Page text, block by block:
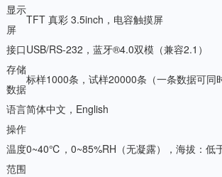
显示
屏
TFT 真彩 3.5inch，电容触摸屏
接口USB/RS-232，蓝牙®4.0双模（兼容2.1）
存储
数据
标样1000条，试样20000条（一条数据可同
语言简体中文，English
操作
温度
范围
0~40℃，0~85%RH（无凝露），海拔：低